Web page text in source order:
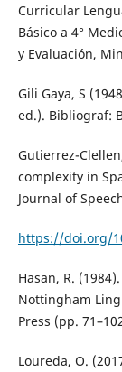
Curricular
Básico a 4°
y Evaluación,
Gili Gaya, S
ed.). Bibliograf:
Gutierrez-
complexity in
Journal of
https://doi.org/
Hasan, R.
Nottingham
Press (pp.
Loureda, O.